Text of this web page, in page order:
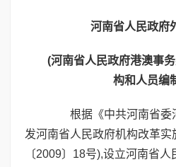
河南省人民政府
(河南省人民政府港澳事
构和人员编
根据《中共河南省委
发河南省人民政府机构改革实
〔2009〕18号),设立河南省